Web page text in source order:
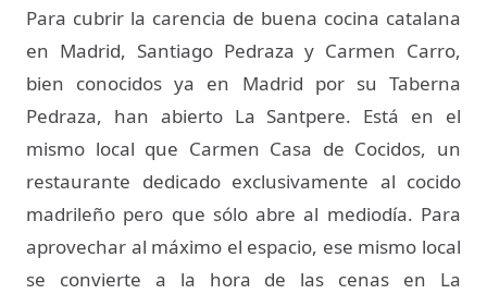
Para cubrir la carencia de buena cocina catalana
en Madrid, Santiago Pedraza y Carmen Carro,
bien conocidos ya en Madrid por su Taberna
Pedraza, han abierto La Santpere. Está en el
mismo local que Carmen Casa de Cocidos, un
restaurante dedicado exclusivamente al cocido
madrileño pero que sólo abre al mediodía. Para
aprovechar al máximo el espacio, ese mismo local
se convierte a la hora de las cenas en La